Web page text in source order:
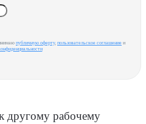
публичную оферту, пользовательское соглашение и
другому рабочему